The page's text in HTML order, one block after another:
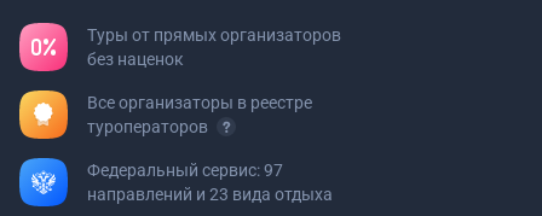
Туры от прямых организаторов
без наценок
Все организаторы в реестре
туроператоров
Федеральный сервис: 97
направлений и 23 вида отдыха